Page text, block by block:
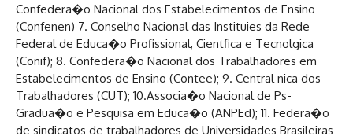
Confedera�o Nacional dos Estabelecimentos de Ensino
(Confenen) 7. Conselho Nacional das Instituies da Rede
Federal de Educa�o Profissional, Cientfica e Tecnolgica
(Conif); 8. Confedera�o Nacional dos Trabalhadores em
Estabelecimentos de Ensino (Contee); 9. Central nica dos
Trabalhadores (CUT); 10.Associa�o Nacional de Ps-
Gradua�o e Pesquisa em Educa�o (ANPEd); 11. Federa�o
de sindicatos de trabalhadores de Universidades Brasileiras